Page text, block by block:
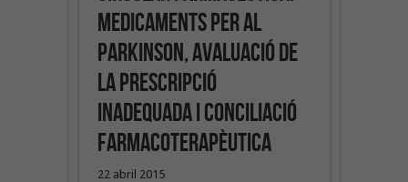
medicaments per al
Parkinson, avaluació de
la prescripció
inadequada i conciliació
farmacoterapèutica
22 abril 2015